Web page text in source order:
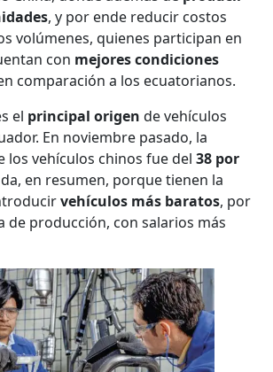
, y por ende reducir costos
volúmenes, quienes participan en
con mejores condiciones
comparación a los ecuatorianos.
el principal origen de vehículos
En noviembre pasado, la
los vehículos chinos fue del38 por
en resumen, porque tienen la
vehículos más baratos, por
de producción, con salarios más